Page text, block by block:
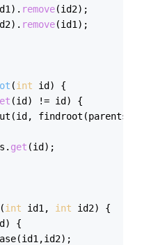
remove(id2);
remove(id1);
(int id )
{
(id) != id) {
findroot(parents.
get (id);
(int id1, int id2)
{
{